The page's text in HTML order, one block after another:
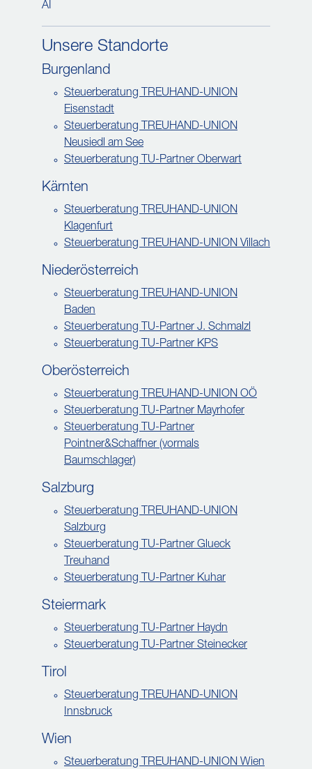
AI
Unsere Standorte
Burgenland
Steuerberatung TREUHAND-UNION
Eisenstadt
Steuerberatung TREUHAND-UNION
Neusiedl am See
Steuerberatung TU-Partner Oberwart
Kärnten
Steuerberatung TREUHAND-UNION
Klagenfurt
Steuerberatung TREUHAND-UNION Villach
Niederösterreich
Steuerberatung TREUHAND-UNION
Baden
Steuerberatung TU-Partner J. Schmalzl
Steuerberatung TU-Partner KPS
Oberösterreich
Steuerberatung TREUHAND-UNION OÖ
Steuerberatung TU-Partner Mayrhofer
Steuerberatung TU-Partner
Pointner&Schaffner (vormals
Baumschlager)
Salzburg
Steuerberatung TREUHAND-UNION
Salzburg
Steuerberatung TU-Partner Glueck
Treuhand
Steuerberatung TU-Partner Kuhar
Steiermark
Steuerberatung TU-Partner Haydn
Steuerberatung TU-Partner Steinecker
Tirol
Steuerberatung TREUHAND-UNION
Innsbruck
Wien
Steuerberatung TREUHAND-UNION Wien